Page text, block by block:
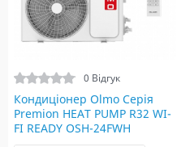
0 Відгук
Кондиціонер Olmo Серія
Premion HEAT PUMP R32 WI-
FI READY OSH-24FWH